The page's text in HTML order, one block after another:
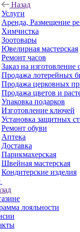
Назад
Услуги
Аренда, Размещение
Химчистка
Зоотовары
Ювелирная мастерская
Ремонт часов
Заказ на изготовление
Продажа лотерейных
Продажа церковных
Продажа цветов и
Упаковка подарков
Изготовление ключей
Установка защитных
Ремонт обуви
Аптека
Доставка
Парикмахерская
Швейная мастерская
Кондитерские изделия
лояльности